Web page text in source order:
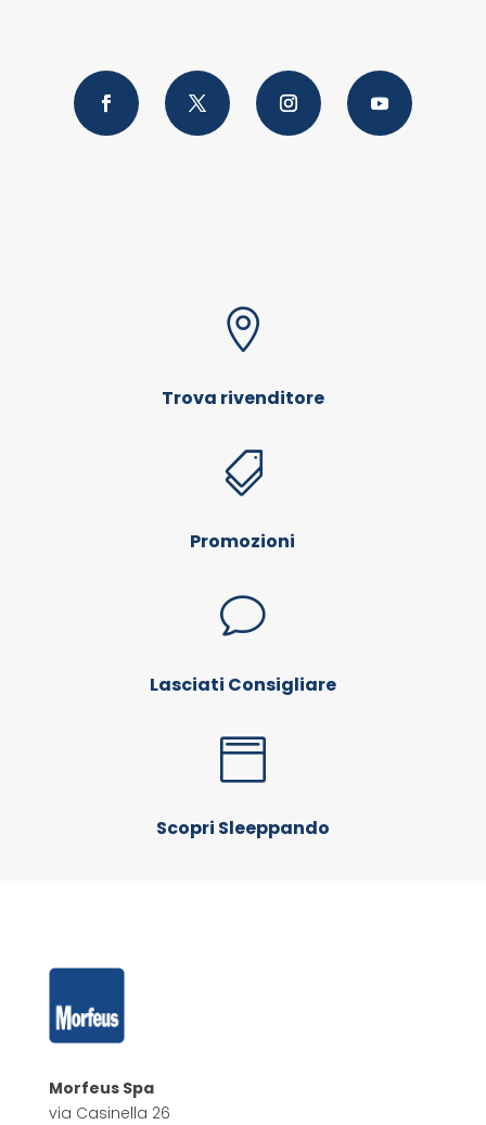

Trova rivenditore

Promozioni
v
Lasciati Consigliare

Scopri Sleeppando
Morfeus Spa
via Casinella 26